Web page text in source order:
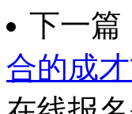
下一篇
合的成